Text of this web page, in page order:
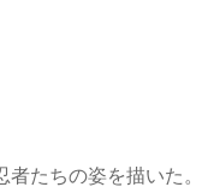
たちの姿を描いた。